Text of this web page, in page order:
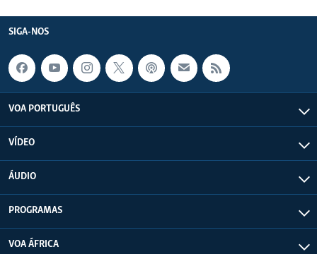
SIGA-NOS
VOA PORTUGUÊS
VÍDEO
ÁUDIO
PROGRAMAS
VOA ÁFRICA